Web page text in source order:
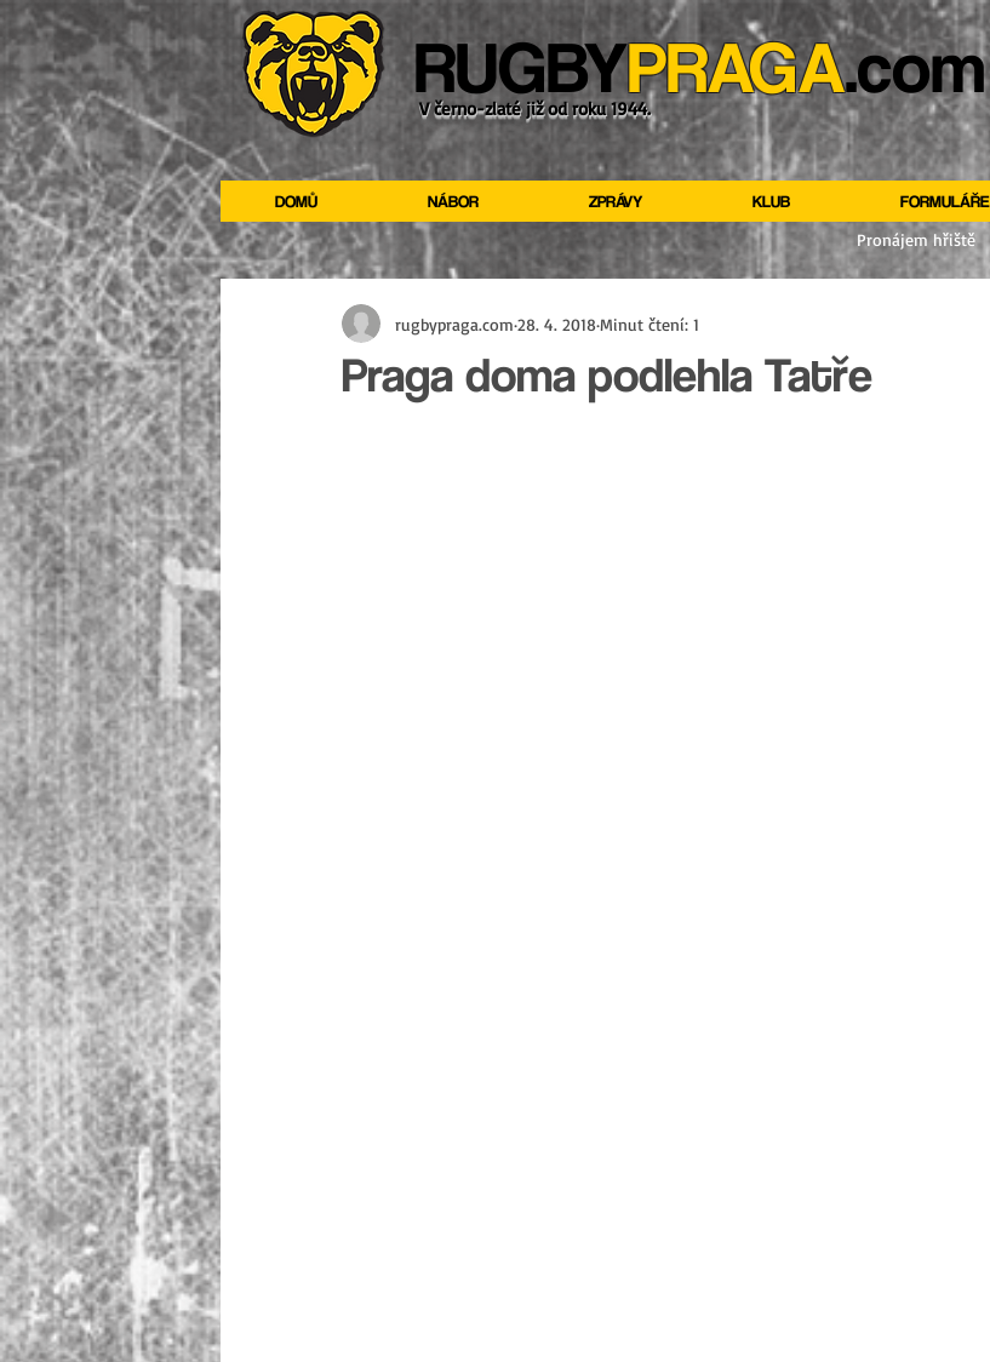
V černo-zlaté již od roku 1944.
DOMŮ NÁBOR ZPRÁVY KLUB FORMULÁŘE
Pronájem hřiště
Praga doma podlehla Tatře
rugbypraga.com 28. 4. 2018 Minut čtení: 1
RUGBYPRAGA.com